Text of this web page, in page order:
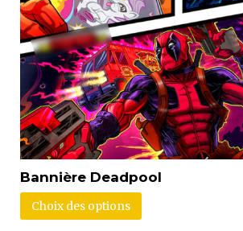
Bannière Deadpool
Choix des options